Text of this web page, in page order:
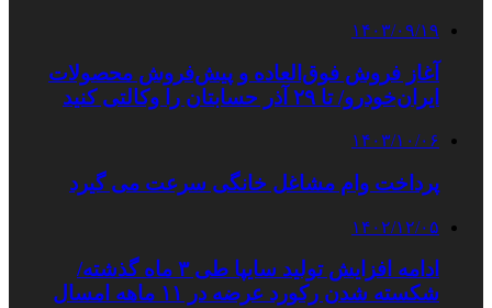
۱۴۰۳/۰۹/۱۹
آغاز فروش فوق‌العاده و پیش‌فروش محصولات
ایران‌خودرو/ تا ۲۹ آذر حسابتان را وکالتی کنید
۱۴۰۳/۱۰/۰۶
پرداخت وام مشاغل خانگی سرعت می گیرد
۱۴۰۲/۱۲/۰۵
ادامه افزایش تولید سایپا طی ۳ ماه گذشته/
شکسته شدن رکورد عرضه در ۱۱ ماهه امسال